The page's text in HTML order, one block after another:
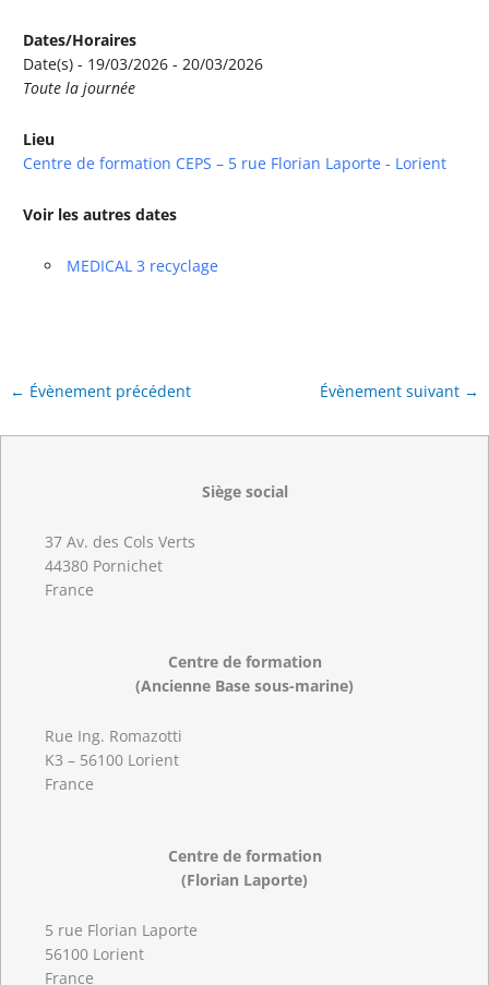
Dates/Horaires
Date(s) - 19/03/2026 - 20/03/2026
Toute la journée
Lieu
Centre de formation CEPS – 5 rue Florian Laporte - Lorient
Voir les autres dates
MEDICAL 3 recyclage
← Évènement précédent Évènement suivant →
Siège social
37 Av. des Cols Verts
44380 Pornichet
France
Centre de formation
(Ancienne Base sous-marine)
Rue Ing. Romazotti
K3 – 56100 Lorient
France
Centre de formation
(Florian Laporte)
5 rue Florian Laporte
56100 Lorient
France